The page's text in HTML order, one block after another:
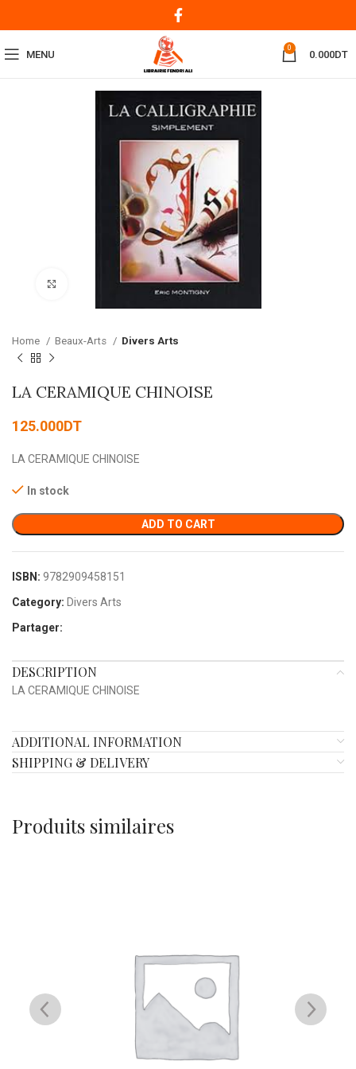
MENU
0
0.000DT
Click to enlarge
Home Beaux-Arts Divers Arts
LA CERAMIQUE CHINOISE
125.000DT
LA CERAMIQUE CHINOISE
In stock
ADD TO CART
ISBN: 9782909458151
Category: Divers Arts
Partager:
DESCRIPTION
LA CERAMIQUE CHINOISE
ADDITIONAL INFORMATION
SHIPPING & DELIVERY
Produits similaires